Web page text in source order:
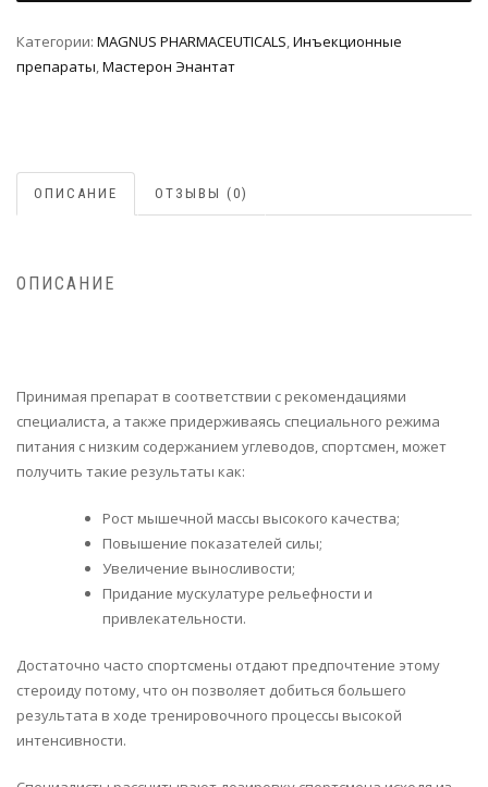
Категории: MAGNUS PHARMACEUTICALS,Инъeкциoнныe
препараты,Мастерон Энантат
ОПИСАНИЕ ОТЗЫВЫ (0)
ОПИСАНИЕ
Принимая препарат в соответствии с рекомендациями
специалиста, а также придерживаясь специального режима
питания с низким содержанием углеводов, спортсмен, может
получить такие результаты как:
Рост мышечной массы высокого качества;
Повышение показателей силы;
Увеличение выносливости;
Придание мускулатуре рельефности и
привлекательности.
Достаточно часто спортсмены отдают предпочтение этому
стероиду потому, что он позволяет добиться большего
результата в ходе тренировочного процессы высокой
интенсивности.